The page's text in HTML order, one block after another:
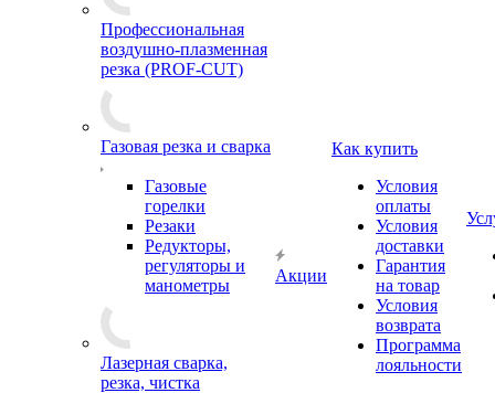
Профессиональная
воздушно-плазменная
резка (PROF-CUT)
Газовая резка и сварка
Газовые
горелки
Резаки
Редукторы,
регуляторы и
манометры
Лазерная сварка,
резка, чистка
Акции
Как купить
Условия
оплаты
Условия
доставки
Гарантия
на товар
Условия
возврата
Программа
лояльности